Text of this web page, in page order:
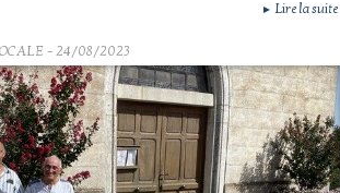
► Lire la suite
- 24/08/2023